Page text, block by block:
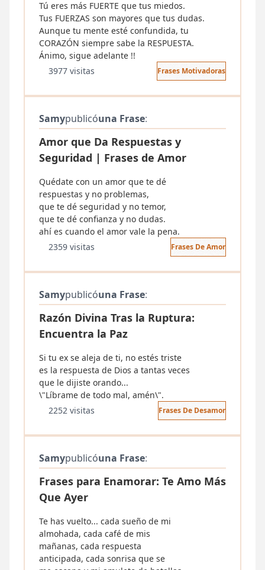
Tú eres más FUERTE que tus miedos.
Tus FUERZAS son mayores que tus dudas.
Aunque tu mente esté confundida, tu
CORAZÓN siempre sabe la RESPUESTA.
Ánimo, sigue adelante !!
3977 visitas
Frases Motivadoras
Samypublicóuna Frase:
Amor que Da Respuestas y
Seguridad | Frases de Amor
Quédate con un amor que te dé
respuestas y no problemas,
que te dé seguridad y no temor,
que te dé confianza y no dudas.
ahí es cuando el amor vale la pena.
2359 visitas
Frases De Amor
Samypublicóuna Frase:
Razón Divina Tras la Ruptura:
Encuentra la Paz
Si tu ex se aleja de ti, no estés triste
es la respuesta de Dios a tantas veces
que le dijiste orando...
\"Líbrame de todo mal, amén\".
2252 visitas
Frases De Desamor
Samypublicóuna Frase:
Frases para Enamorar: Te Amo Más
Que Ayer
Te has vuelto... cada sueño de mi
almohada, cada café de mis
mañanas, cada respuesta
anticipada, cada sonrisa que se